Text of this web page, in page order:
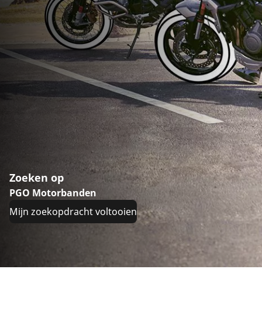
Zoeken op
PGO Motorbanden
Mijn zoekopdracht voltooien